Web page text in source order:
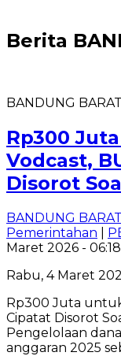
Berita
BANDUNG BARAT
Rp300
Vodcast,
Disorot
BANDUNG BARAT
Pemerintahan
Maret 2026 -
Rabu, 4 Maret
Rp300 Juta
Cipatat Disorot
Pengelolaan
anggaran 2025